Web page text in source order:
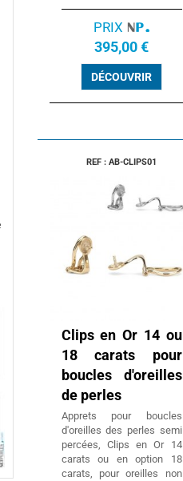
PRIX
395,00 €
DÉCOUVRIR
REF : AB-CLIPS01
Clips en Or 14 ou
18 carats pour
boucles d'oreilles
de perles
Apprets pour boucles
d'oreilles des perles semi
percées, Clips en Or 14
carats ou en option 18
carats, pour oreilles non